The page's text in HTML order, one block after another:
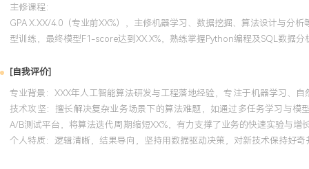
主修课程：
GPA X.XX/4.0（专业前XX%），主修机器学习、数据挖掘、算法设计与
型训练，最终模型F1-score达到XX.X%，熟练掌握Python编程及SQL数据分
[自我评价]
专业背景：XXX年人工智能算法研发与工程落地经验，专注于机器学习、
技术攻坚：擅长解决复杂业务场景下的算法难题，如通过多任务学习与模
A/B测试平台，将算法迭代周期缩短XX%，有力支撑了业务的快速实验与
个人特质：逻辑清晰，结果导向，坚持用数据驱动决策，对新技术保持好